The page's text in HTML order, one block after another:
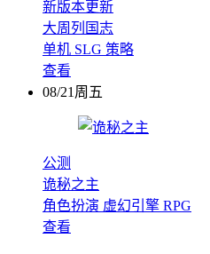
新版本更新
大周列国志
单机 SLG 策略
查看
08/21周五
公测
诡秘之主
角色扮演 虚幻引擎 RPG
查看